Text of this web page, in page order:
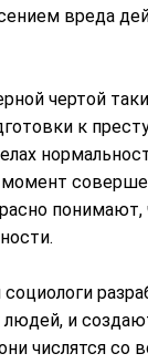
вреда
чертой
к
понимают,
социологи
людей, и
числятся со